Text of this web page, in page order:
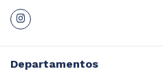
Departamentos